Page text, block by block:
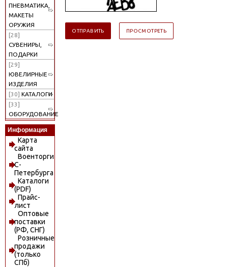
ПНЕВМАТИКА,
МАКЕТЫ
ОРУЖИЯ
[28]
СУВЕНИРЫ,
ПОДАРКИ
[29]
ЮВЕЛИРНЫЕ
ИЗДЕЛИЯ
[30] КАТАЛОГИ
[33]
ОБОРУДОВАНИЕ
Информация
Карта
сайта
Военторги
С-
Петербурга
Каталоги
(PDF)
Прайс-
лист
Оптовые
поставки
(РФ, СНГ)
Розничные
продажи
(только
СПб)